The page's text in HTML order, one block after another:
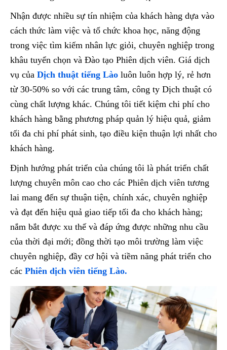
Nhận được nhiều sự tín nhiệm của khách hàng dựa vào
cách thức làm việc và tổ chức khoa học, năng động
trong việc tìm kiếm nhân lực giỏi, chuyên nghiệp trong
khâu tuyển chọn và Đào tạo Phiên dịch viên. Giá dịch
vụ của Dịch thuật tiếng Lào luôn luôn hợp lý, rẻ hơn
từ 30-50% so với các trung tâm, công ty Dịch thuật có
cùng chất lượng khác. Chúng tôi tiết kiệm chi phí cho
khách hàng bằng phương pháp quản lý hiệu quả, giảm
tối đa chi phí phát sinh, tạo điều kiện thuận lợi nhất cho
khách hàng.
Định hướng phát triển của chúng tôi là phát triển chất
lượng chuyên môn cao cho các Phiên dịch viên tương
lai mang đến sự thuận tiện, chính xác, chuyên nghiệp
và đạt đến hiệu quả giao tiếp tối đa cho khách hàng;
nắm bắt được xu thế và đáp ứng được những nhu cầu
của thời đại mới; đồng thời tạo môi trường làm việc
chuyên nghiệp, đầy cơ hội và tiềm năng phát triển cho
các Phiên dịch viên tiếng Lào.